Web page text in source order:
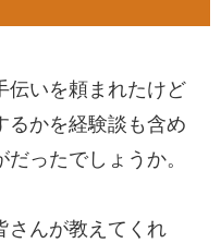
伝いを頼まれたけど
るかを経験談も含め
ったでしょうか。
さんが教えてくれ